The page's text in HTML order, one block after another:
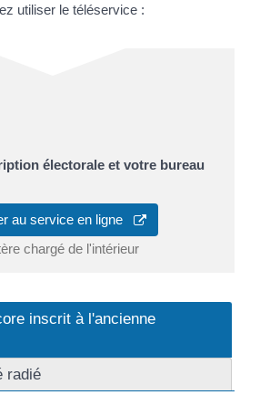
utiliser le téléservice :
électorale et votre bureau
au service en ligne
chargé de l'intérieur
inscrit à l'ancienne
radié